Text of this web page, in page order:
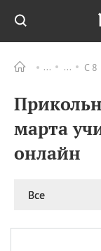
С 8
марта
онлайн
Все